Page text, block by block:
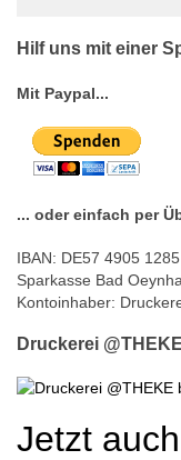
Hilf uns mit einer
Mit Paypal...
... oder einfach per
IBAN: DE57 4905
Sparkasse Bad
Kontoinhaber:
Druckerei @THEKE
Jetzt